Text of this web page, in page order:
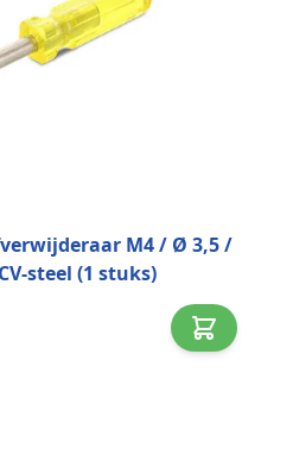
M4 / Ø 3,5 /
steel (1 stuks)